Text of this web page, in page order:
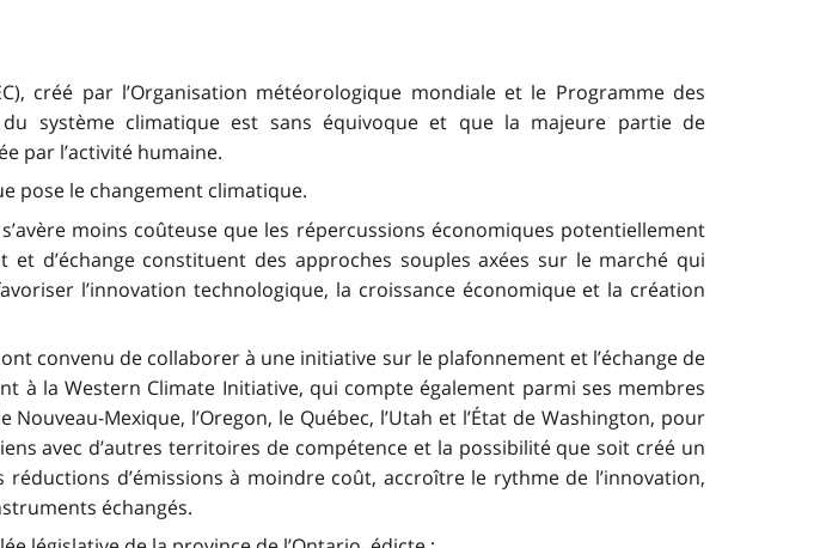
créé par l’Organisation météorologique mondiale et le Programme des
système climatique est sans équivoque et que la majeure partie de
par l’activité humaine.
pose le changement climatique.
moins coûteuse que les répercussions économiques potentiellement
d’échange constituent des approches souples axées sur le marché qui
l’innovation technologique, la croissance économique et la création
convenu de collaborer à une initiative sur le plafonnement et l’échange de
à la Western Climate Initiative, qui compte également parmi ses membres
Mexique, l’Oregon, le Québec, l’Utah et l’État de Washington, pour
avec d’autres territoires de compétence et la possibilité que soit créé un
d’émissions à moindre coût, accroître le rythme de l’innovation,
échangés.